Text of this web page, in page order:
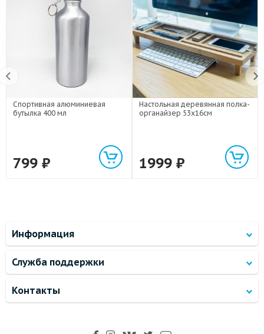
Спортивная алюминиевая
бутылка 400 мл
799 ₽
Настольная деревянная полка-
органайзер 53х16см
1999 ₽
Информация
Служба поддержки
Контакты